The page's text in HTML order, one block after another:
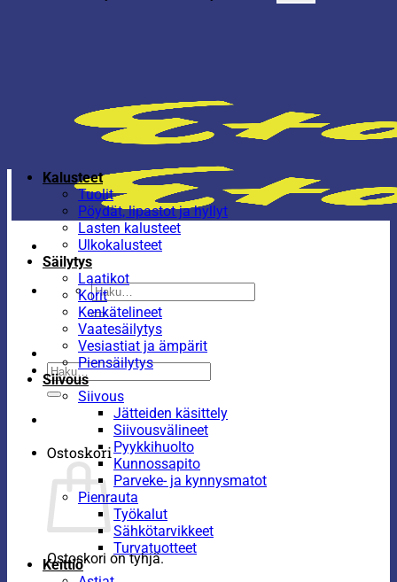
Etsi:
Etsi:
Ostoskori
Ostoskori on tyhjä.
Kalusteet
Tuolit
Pöydät, lipastot ja hyllyt
Lasten kalusteet
Ulkokalusteet
Säilytys
Laatikot
Korit
Kenkätelineet
Vaatesäilytys
Vesiastiat ja ämpärit
Piensäilytys
Siivous
Siivous
Jätteiden käsittely
Siivousvälineet
Pyykkihuolto
Kunnossapito
Parveke- ja kynnysmatot
Pienrauta
Työkalut
Sähkötarvikkeet
Turvatuotteet
Keittiö